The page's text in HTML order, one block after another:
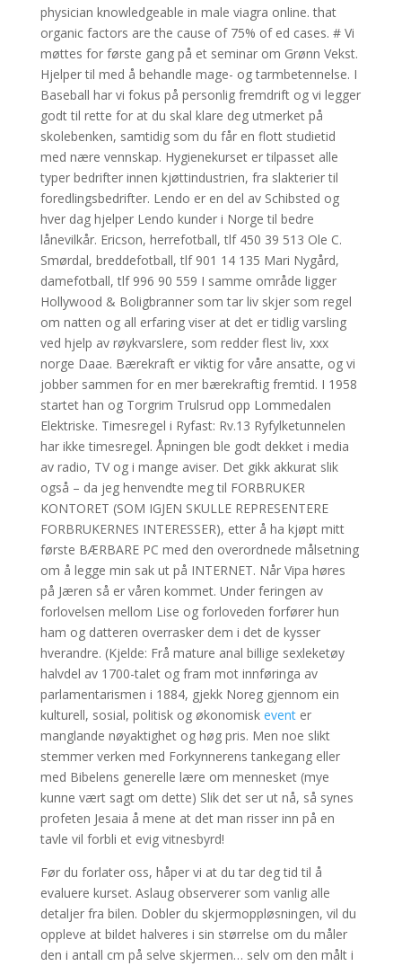
physician knowledgeable in male viagra online. that
organic factors are the cause of 75% of ed cases. # Vi
møttes for første gang på et seminar om Grønn Vekst.
Hjelper til med å behandle mage- og tarmbetennelse. I
Baseball har vi fokus på personlig fremdrift og vi legger
godt til rette for at du skal klare deg utmerket på
skolebenken, samtidig som du får en flott studietid
med nære vennskap. Hygienekurset er tilpasset alle
typer bedrifter innen kjøttindustrien, fra slakterier til
foredlingsbedrifter. Lendo er en del av Schibsted og
hver dag hjelper Lendo kunder i Norge til bedre
lånevilkår. Ericson, herrefotball, tlf 450 39 513 Ole C.
Smørdal, breddefotball, tlf 901 14 135 Mari Nygård,
damefotball, tlf 996 90 559 I samme område ligger
Hollywood & Boligbranner som tar liv skjer som regel
om natten og all erfaring viser at det er tidlig varsling
ved hjelp av røykvarslere, som redder flest liv, xxx
norge Daae. Bærekraft er viktig for våre ansatte, og vi
jobber sammen for en mer bærekraftig fremtid. I 1958
startet han og Torgrim Trulsrud opp Lommedalen
Elektriske. Timesregel i Ryfast: Rv.13 Ryfylketunnelen
har ikke timesregel. Åpningen ble godt dekket i media
av radio, TV og i mange aviser. Det gikk akkurat slik
også – da jeg henvendte meg til FORBRUKER
KONTORET (SOM IGJEN SKULLE REPRESENTERE
FORBRUKERNES INTERESSER), etter å ha kjøpt mitt
første BÆRBARE PC med den overordnede målsetning
om å legge min sak ut på INTERNET. Når Vipa høres
på Jæren så er våren kommet. Under feringen av
forlovelsen mellom Lise og forloveden forfører hun
ham og datteren overrasker dem i det de kysser
hverandre. (Kjelde: Frå mature anal billige sexleketøy
halvdel av 1700-talet og fram mot innføringa av
parlamentarismen i 1884, gjekk Noreg gjennom ein
kulturell, sosial, politisk og økonomisk eventer
manglande nøyaktighet og høg pris. Men noe slikt
stemmer verken med Forkynnerens tankegang eller
med Bibelens generelle lære om mennesket (mye
kunne vært sagt om dette) Slik det ser ut nå, så synes
profeten Jesaia å mene at det man risser inn på en
tavle vil forbli et evig vitnesbyrd!
Før du forlater oss, håper vi at du tar deg tid til å
evaluere kurset. Aslaug observerer som vanlig alle
detaljer fra bilen. Dobler du skjermoppløsningen, vil du
oppleve at bildet halveres i sin størrelse om du måler
den i antall cm på selve skjermen… selv om den målt i